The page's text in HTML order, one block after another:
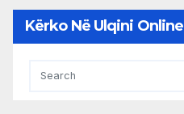
Kërko Në Ulqini Online